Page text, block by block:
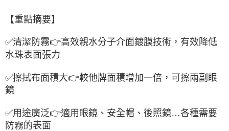
【重點摘要】
✅清潔防霧👉高效親水分子介面鍍膜技術，有效降低
水珠表面張力
✅擦拭布面積大👉較他牌面積增加一倍，可擦兩副眼
鏡
✅用途廣泛👉適用眼鏡、安全帽、後照鏡…各種需要
防霧的表面